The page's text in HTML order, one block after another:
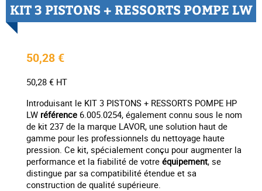
KIT 3 PISTONS + RESSORTS POMPE LW
50,28 €
50,28 € HT
Introduisant le KIT 3 PISTONS + RESSORTS POMPE HP
LW référence 6.005.0254, également connu sous le nom
de kit 237 de la marque LAVOR, une solution haut de
gamme pour les professionnels du nettoyage haute
pression. Ce kit, spécialement conçu pour augmenter la
performance et la fiabilité de votre équipement, se
distingue par sa compatibilité étendue et sa
construction de qualité supérieure.